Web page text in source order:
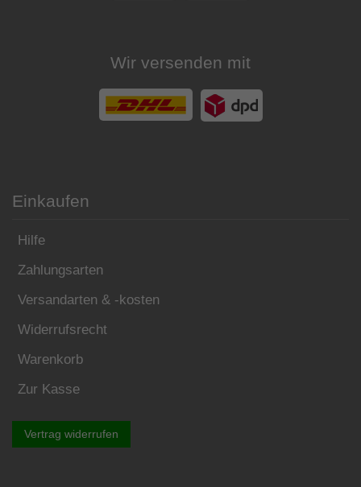
Wir versenden mit
Einkaufen
Hilfe
Zahlungsarten
Versandarten & -kosten
Widerrufsrecht
Warenkorb
Zur Kasse
Vertrag widerrufen